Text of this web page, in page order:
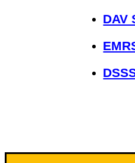
DAV